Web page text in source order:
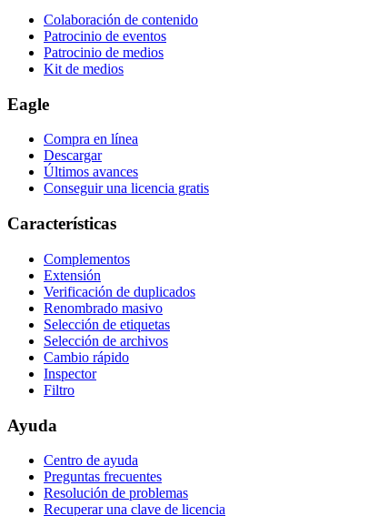
Colaboración de contenido
Patrocinio de eventos
Patrocinio de medios
Kit de medios
Eagle
Compra en línea
Descargar
Últimos avances
Conseguir una licencia gratis
Características
Complementos
Extensión
Verificación de duplicados
Renombrado masivo
Selección de etiquetas
Selección de archivos
Cambio rápido
Inspector
Filtro
Ayuda
Centro de ayuda
Preguntas frecuentes
Resolución de problemas
Recuperar una clave de licencia